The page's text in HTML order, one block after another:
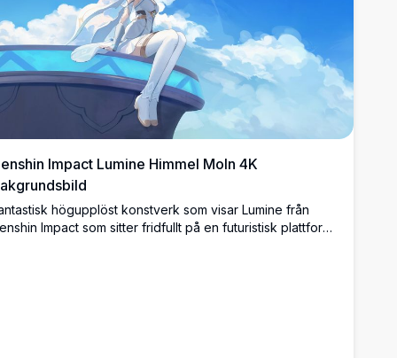
Impact Lumine Himmel Moln 4K
högupplöst konstverk som visar Lumine från
Impact som sitter fridfullt på en futuristisk plattform